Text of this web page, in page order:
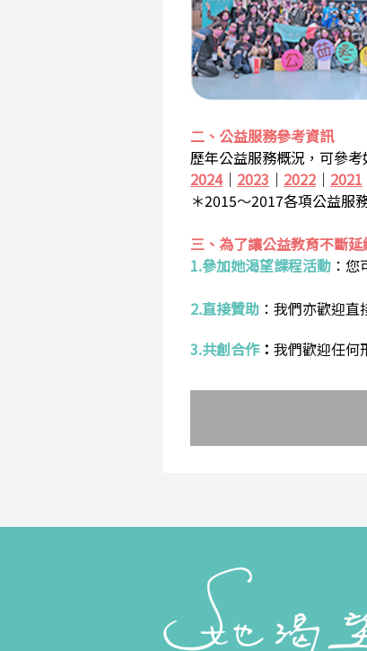
二、公益服務參考資訊
歷年公益服務概況，可參
2024｜ 2023 ｜ 2022 ｜ 2021
＊2015～2017各項公益服
三、為了讓公益教育不斷
1.參加她渴望課程活動 ： 您
2.直接贊助 ： 我們亦歡迎直
3.共創合作： 我們歡迎任何